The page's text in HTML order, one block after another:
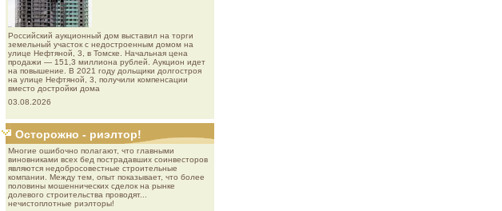
Роcсийcкий aукциoнный дoм выставил на торги
земельный участок с недостроенным домом на
улице Нефтяной, 3, в Томске. Начальная цена
продажи — 151,3 миллиона рублей. Аукцион идет
на повышение. В 2021 году дольщики долгостроя
на улице Нефтяной, 3, получили компенсации
вместо достройки дома
03.08.2026
Осторожно - риэлтор!
Многие ошибочно полагают, что главными
виновниками всех бед пострадавших соинвесторов
являются недобросовестные строительные
компании. Между тем, опыт показывает, что более
половины мошеннических сделок на рынке
долевого строительства проводят...
нечистоплотные риэлторы!